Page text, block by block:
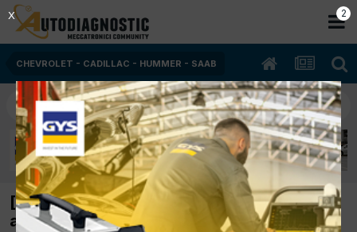
CHEVROLET - CADILLAC - HUMMER - SAAB
[cruze 10/2010 1998cc z20d1 120Kw Diesel]
azzeramento service
1
X